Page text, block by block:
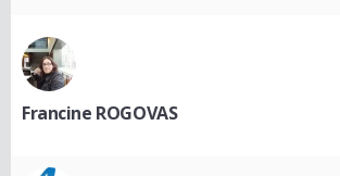
Francine ROGOVAS